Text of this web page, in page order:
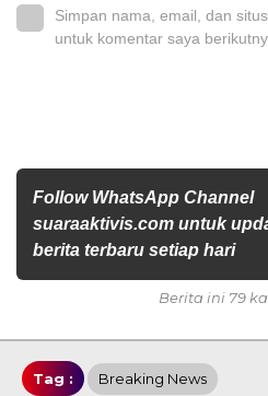
Simpan nama, email, dan
untuk komentar saya
Follow WhatsApp Channel
suaraaktivis.com untuk
berita terbaru setiap hari
Berita ini 79
Tag : Breaking News